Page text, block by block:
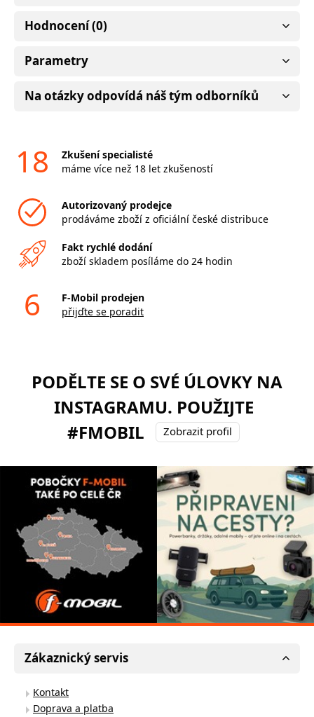
Hodnocení (0)
Parametry
Na otázky odpovídá náš tým odborníků
18
Zkušení specialisté
máme více než 18 let zkušeností
Autorizovaný prodejce
prodáváme zboží z oficiální české distribuce
Fakt rychlé dodání
zboží skladem posíláme do 24 hodin
6
F-Mobil prodejen
přijďte se poradit
PODĚLTE SE O SVÉ ÚLOVKY NA
INSTAGRAMU. POUŽIJTE
#FMOBIL
Zobrazit profil
Zákaznický servis
Kontakt
Doprava a platba